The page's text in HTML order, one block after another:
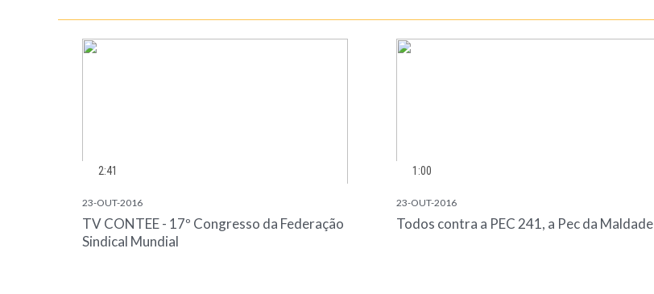
2:41
23-OUT-2016
TV CONTEE - 17º Congresso da Federação
Sindical Mundial
1:00
23-OUT-2016
Todos contra a PEC 241, a Pec da Maldade